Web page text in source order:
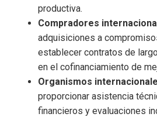
productiva.
Compradores
adquisiciones a
establecer contratos de
en el cofinanciamiento de
Organismos
proporcionar asistencia
financieros y evaluaciones